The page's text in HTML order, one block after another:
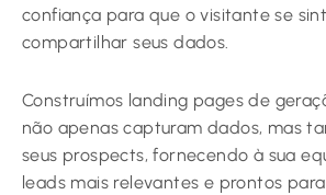
confiança para que o visitante se
compartilhar seus dados.
Construímos landing pages de
não apenas capturam dados, mas
seus prospects, fornecendo à sua
leads mais relevantes e prontos